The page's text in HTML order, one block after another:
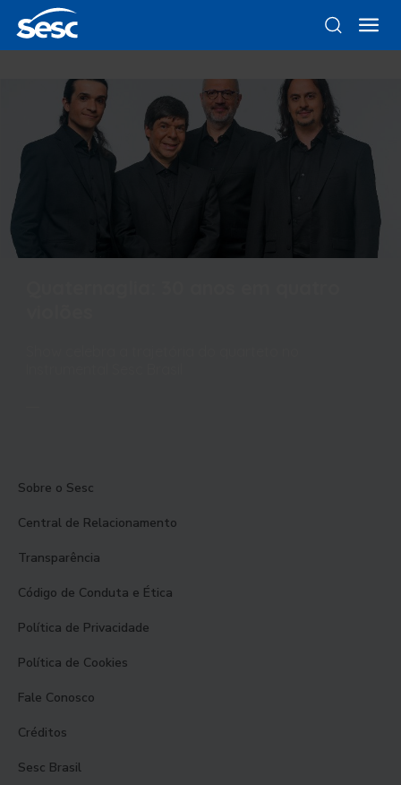
Sobre o Sesc
Central de Relacionamento
Transparência
Código de Conduta e Ética
Política de Privacidade
Política de Cookies
Fale Conosco
Créditos
Sesc Brasil